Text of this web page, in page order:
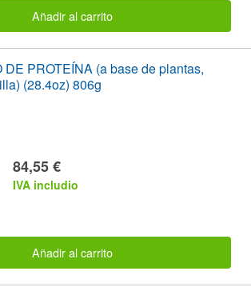
Añadir al carrito
DE PROTEÍNA (a base de plantas,
(28.4oz) 806g
84,55 €
IVA includio
Añadir al carrito